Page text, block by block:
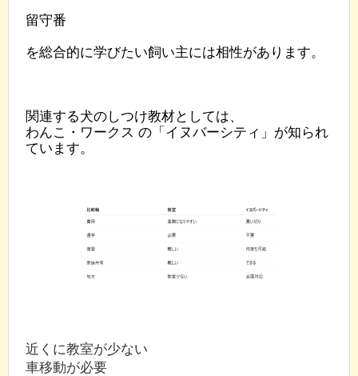
留守番
を総合的に学びたい飼い主には相性があります。
関連する犬のしつけ教材としては、
わんこ・ワークス の「イヌバーシティ」が知られ
ています。
近くに教室が少ない
車移動が必要